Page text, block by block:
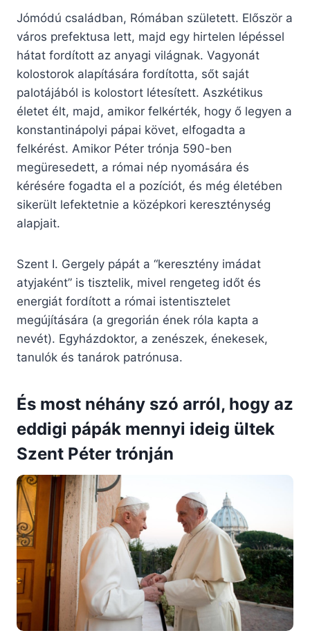
Jómódú családban, Rómában született. Először a
város prefektusa lett, majd egy hirtelen lépéssel
hátat fordított az anyagi világnak. Vagyonát
kolostorok alapítására fordította, sőt saját
palotájából is kolostort létesített. Aszkétikus
életet élt, majd, amikor felkérték, hogy ő legyen a
konstantinápolyi pápai követ, elfogadta a
felkérést. Amikor Péter trónja 590-ben
megüresedett, a római nép nyomására és
kérésére fogadta el a pozíciót, és még életében
sikerült lefektetnie a középkori kereszténység
alapjait.
Szent I. Gergely pápát a “keresztény imádat
atyjaként” is tisztelik, mivel rengeteg időt és
energiát fordított a római istentisztelet
megújítására (a gregorián ének róla kapta a
nevét). Egyházdoktor, a zenészek, énekesek,
tanulók és tanárok patrónusa.
És most néhány szó arról, hogy az
eddigi pápák mennyi ideig ültek
Szent Péter trónján